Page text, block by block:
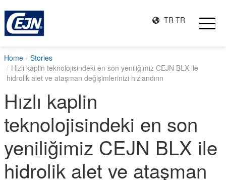
TR-TR
Home
Stories
Hızlı kaplin teknolojisindeki en son yeniliğimiz CEJN BLX ile
hidrolik alet ve ataşman değişimlerinizi hızlandırın
Hızlı kaplin
teknolojisindeki en son
yeniliğimiz CEJN BLX ile
hidrolik alet ve ataşman